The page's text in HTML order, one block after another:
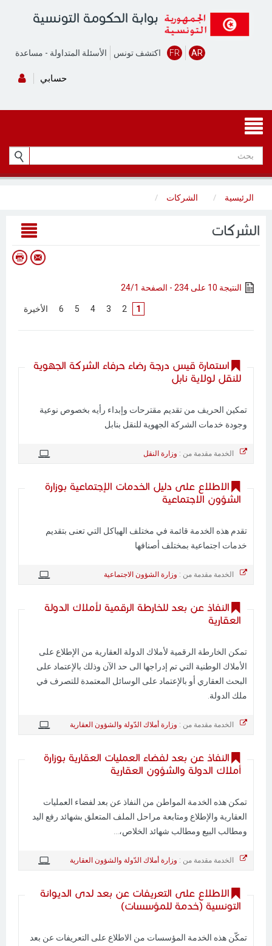
بوابة الحكومة التونسية
الأسئلة المتداولة - مساعدة اكتشف تونس FR AR
حسابي
الرئيسية الشركات
الشركات
النتيجة 10 على 234 - الصفحة 24/1
1
2
3
4
5
6 الأخيرة
استمارة قيس درجة رضاء حرفاء الشركة الجهوية
للنقل لولاية نابل
تمكين الحريف من تقديم مقترحات وإبداء رأيه بخصوص نوعية
وجودة خدمات الشركة الجهوية للنقل بنابل
الخدمة مقدمة من : وزارة النقل
الاطلاع على دليل الخدمات الإجتماعية بوزارة
الشؤون الاجتماعية
تقدم هذه الخدمة قائمة في مختلف الهياكل التي تعنى بتقديم
خدمات اجتماعية بمختلف أصنافها
الخدمة مقدمة من : وزارة الشؤون الاجتماعية
النفاذ عن بعد للخارطة الرقمية لأملاك الدولة
العقارية
تمكن الخارطة الرقمية لأملاك الدولة العقارية من الإطلاع على
الأملاك الوطنية التي تم إدراجها الى حد الآن وذلك بالإعتماد على
البحث العقاري أو بالإعتماد على الوسائل المعتمدة للتصرف في
ملك الدولة.
الخدمة مقدمة من : وزارة أملاك الدّولة والشؤون العقارية
النفاذ عن بعد لفضاء العمليات العقارية بوزارة
أملاك الدولة والشؤون العقارية
تمكن هذه الخدمة المواطن من النفاذ عن بعد لفضاء العمليات
العقارية والإطلاع ومتابعة مراحل الملف المتعلق بشهائد رفع اليد
ومطالب البيع ومطالب شهائد الخلاص،...
الخدمة مقدمة من : وزارة أملاك الدّولة والشؤون العقارية
الاطلاع على التعريفات عن بعد لدى الديوانة
التونسية (خدمة للمؤسسات)
تمكّن هذه الخدمة المؤسسات من الاطلاع على التعريفات عن بعد